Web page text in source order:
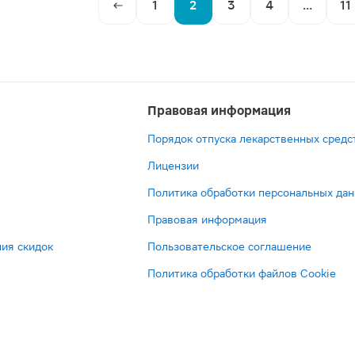
1 2 3 4 ... 11
скидок
Правовая информация
Порядок отпуска лекарственных
Лицензии
Политика обработки персональных
Правовая информация
Пользовательское соглашение
Политика обработки файлов Cookie